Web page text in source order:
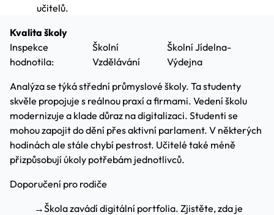
učitelů.
Kvalita školy
Inspekce
hodnotila:
Školní
Vzdělávání
Školní Jídelna-
Výdejna
Analýza se týká střední průmyslové školy. Ta studenty
skvěle propojuje s reálnou praxí a firmami. Vedení školu
modernizuje a klade důraz na digitalizaci. Studenti se
mohou zapojit do dění přes aktivní parlament. V některých
hodinách ale stále chybí pestrost. Učitelé také méně
přizpůsobují úkoly potřebám jednotlivců.
Doporučení pro rodiče
→Škola zavádí digitální portfolia. Zjistěte, zda je